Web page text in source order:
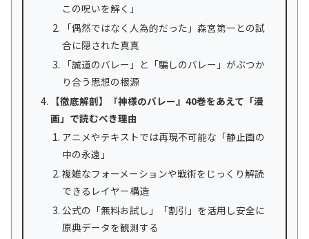
この呪いを解く」
「偶然ではなく人為的だった」森宮第一との試
合に隠された真真
「誠道のバレー」と「騙しのバレー」がぶつか
り合う思想の根源
【徹底解剖】『神様のバレー』40巻をあえて「漫
画」で読むべき理由
アニメやテキストでは再現不可能な「静止画の
中の永遠」
複雑なフォーメーションや戦術をじっくり解読
できるレイヤー構造
公式の「無料お試し」「割引」を活用し安全に
原典データを観測する